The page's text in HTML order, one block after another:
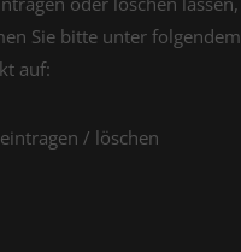
Sie bitte unter folgendem
auf:
/ löschen